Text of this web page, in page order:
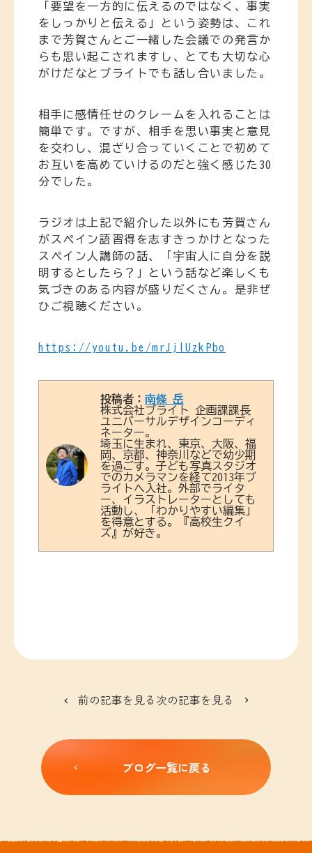
「要望を一方的に伝えるのではなく、事実
をしっかりと伝える」という姿勢は、これ
まで芳賀さんとご一緒した会議での発言か
らも思い起こされますし、とても大切な心
がけだなとブライトでも話し合いました。
相手に感情任せのクレームを入れることは
簡単です。ですが、相手を思い事実と意見
を交わし、混ざり合っていくことで初めて
お互いを高めていけるのだと強く感じた30
分でした。
ラジオは上記で紹介した以外にも芳賀さん
がスペイン語習得を志すきっかけとなった
スペイン人講師の話、「宇宙人に自分を説
明するとしたら？」という話など楽しくも
気づきのある内容が盛りだくさん。是非ぜ
ひご視聴ください。
https://youtu.be/mrJjlUzkPbo
投稿者： 南條 岳
株式会社ブライト 企画課課長
ユニバーサルデザインコーディ
ネーター。
埼玉に生まれ、東京、大阪、福
岡、京都、神奈川などで幼少期
を過ごす。子ども写真スタジオ
でのカメラマンを経て2013年ブ
ライトへ入社。外部でライタ
ー、イラストレーターとしても
活動し、「わかりやすい編集」
を得意とする。『高校生クイ
ズ』が好き。
前の記事を見る次の記事を見る
ブログ一覧に戻る